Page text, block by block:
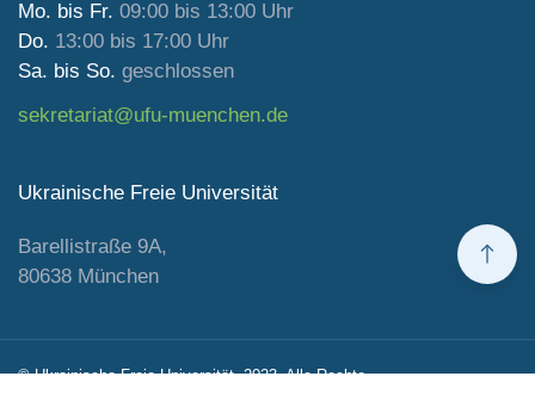
Mo. bis Fr. 09:00 bis 13:00 Uhr
Do. 13:00 bis 17:00 Uhr
Sa. bis So. geschlossen
sekretariat@ufu-muenchen.de
Ukrainische Freie Universität
Barellistraße 9A,
80638 München
© Ukrainische Freie Universität, 2023. Alle Rechte